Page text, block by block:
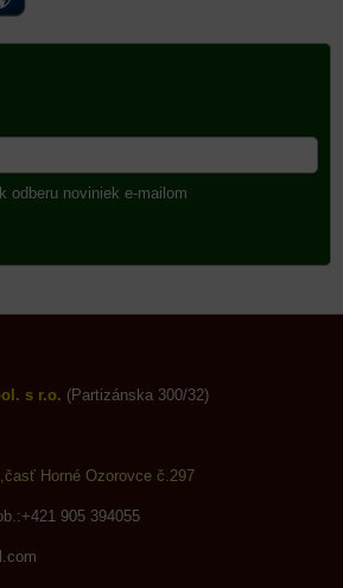
odberu noviniek e-mailom
s r.o. (Partizánska 300/32)
Horné Ozorovce č.297
905 394055